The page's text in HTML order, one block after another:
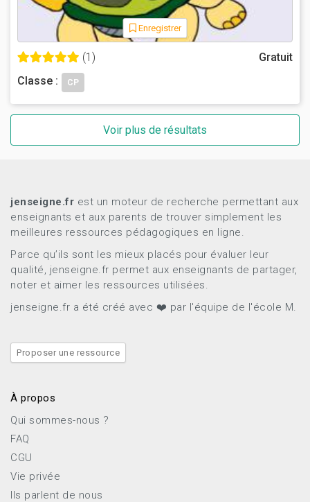
Enregistrer
(1)
Gratuit
Classe :
CP
Voir plus de résultats
jenseigne.fr est un moteur de recherche permettant aux
enseignants et aux parents de trouver simplement les
meilleures ressources pédagogiques en ligne.
Parce qu’ils sont les mieux placés pour évaluer leur
qualité, jenseigne.fr permet aux enseignants de partager,
noter et aimer les ressources utilisées.
jenseigne.fr a été créé avec ❤️ par l'équipe de l'école M.
Proposer une ressource
À propos
Qui sommes-nous ?
FAQ
CGU
Vie privée
Ils parlent de nous